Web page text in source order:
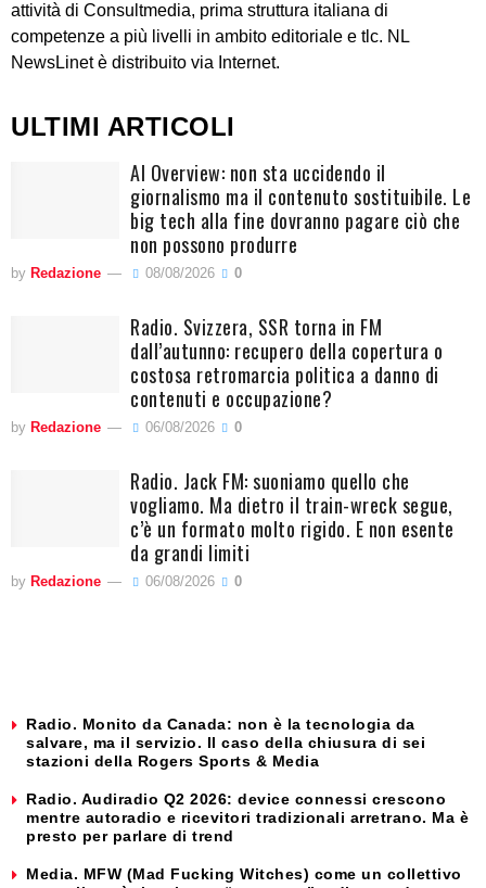
attività di Consultmedia, prima struttura italiana di
competenze a più livelli in ambito editoriale e tlc. NL
NewsLinet è distribuito via Internet.
ULTIMI ARTICOLI
AI Overview: non sta uccidendo il
giornalismo ma il contenuto sostituibile. Le
big tech alla fine dovranno pagare ciò che
non possono produrre
by Redazione 08/08/2026 0
Radio. Svizzera, SSR torna in FM
dall’autunno: recupero della copertura o
costosa retromarcia politica a danno di
contenuti e occupazione?
by Redazione 06/08/2026 0
Radio. Jack FM: suoniamo quello che
vogliamo. Ma dietro il train-wreck segue,
c’è un formato molto rigido. E non esente
da grandi limiti
by Redazione 06/08/2026 0
Radio. Monito da Canada: non è la tecnologia da
salvare, ma il servizio. Il caso della chiusura di sei
stazioni della Rogers Sports & Media
Radio. Audiradio Q2 2026: device connessi crescono
mentre autoradio e ricevitori tradizionali arretrano. Ma è
presto per parlare di trend
Media. MFW (Mad Fucking Witches) come un collettivo